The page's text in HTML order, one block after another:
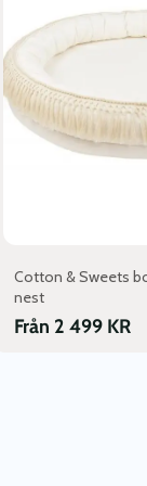
Cotton & Sweets
nest
Från 2 499 KR
varianter.
De
olika
alternativen